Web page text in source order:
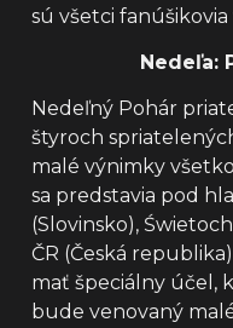
sú všetci
Nedeľa:
Nedeľný Pohár
štyroch
malé výnimky
sa predstavia pod
(Slovinsko),
ČR (Česká
mať špeciálny účel,
bude venovaný